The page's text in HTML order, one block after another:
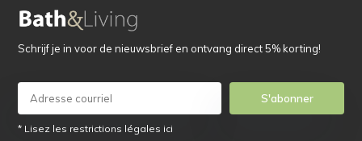
Schrijf je in voor de nieuwsbrief en ontvang direct 5% korting!
S'abonner
* Lisez les restrictions légales ici